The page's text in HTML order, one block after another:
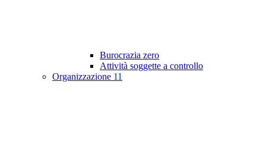
Burocrazia zero
Attività soggette a controllo
Organizzazione 11